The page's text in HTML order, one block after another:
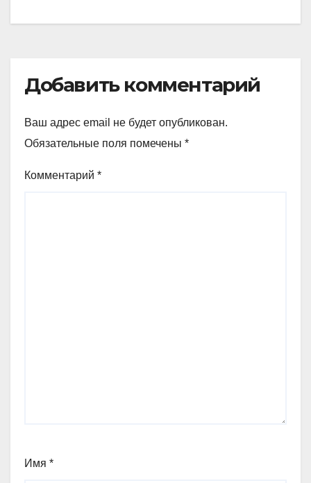
Добавить комментарий
Ваш адрес email не будет опубликован.
Обязательные поля помечены *
Комментарий *
Имя *